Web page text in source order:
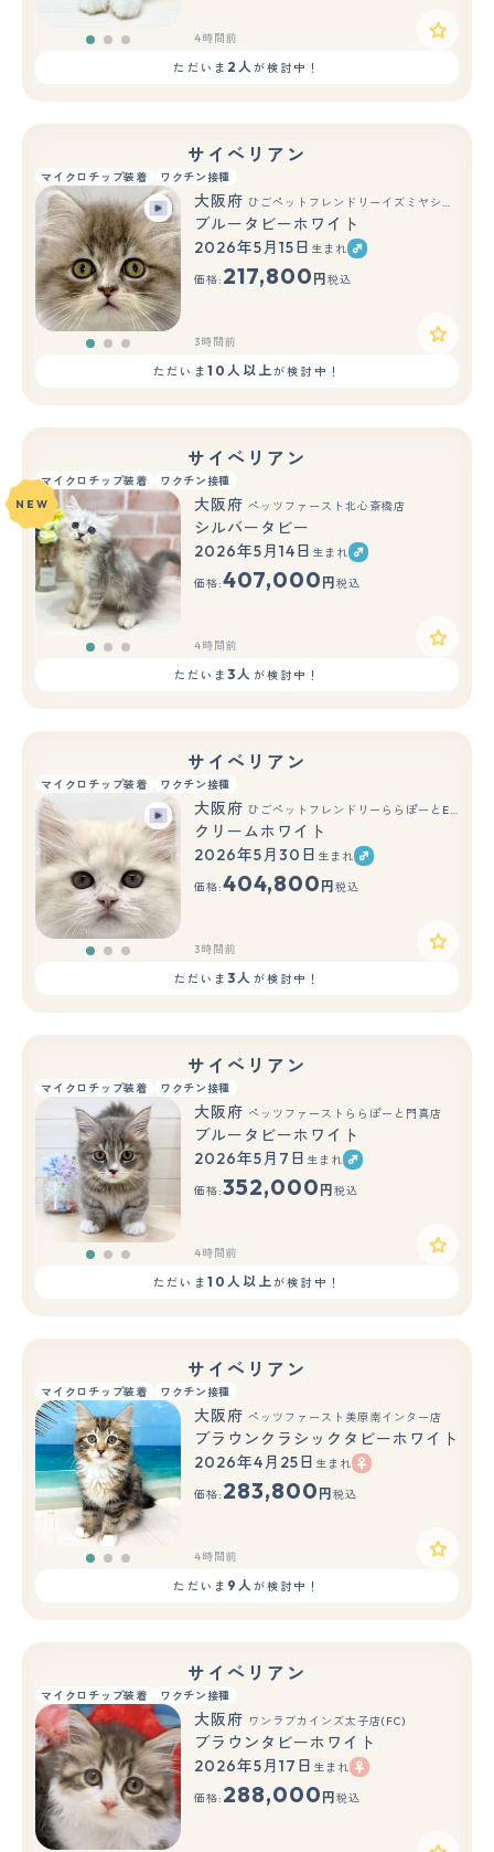
4時間前
ただいま 2人が検討中！
サイベリアン
マイクロチップ装着 ワクチン接種
もっと見る
大阪府 ひごペットフレンドリーイズミヤショッピングセンター千里丘店
ブルータビーホワイト
2026年5月15日 生まれ
価格: 217,800 円 税込
3時間前
ただいま 10人以上が検討中！
サイベリアン
マイクロチップ装着 ワクチン接種
もっと見る
NEW 大阪府 ペッツファースト北心斎橋店
シルバータビー
2026年5月14日 生まれ
価格:407,000 円 税込
4時間前
ただいま3人 が検討中！
サイベリアン
マイクロチップ装着 ワクチン接種
もっと見る
大阪府 ひごペットフレンドリーららぽーとEXPOCITY店
クリームホワイト
2026年5月30日 生まれ
価格:404,800 円 税込
3時間前
ただいま3人 が検討中！
サイベリアン
マイクロチップ装着 ワクチン接種
もっと見る
大阪府 ペッツファーストららぽーと門真店
ブルータビーホワイト
2026年5月7日 生まれ
価格:352,000 円 税込
4時間前
ただいま 10人以上が検討中！
サイベリアン
マイクロチップ装着 ワクチン接種
もっと見る
大阪府 ペッツファースト美原南インター店
ブラウンクラシックタビーホワイト
2026年4月25日 生まれ
価格: 283,800 円 税込
4時間前
ただいま 9人が検討中！
サイベリアン
マイクロチップ装着 ワクチン接種
もっと見る
大阪府 ワンラブカインズ太子店(FC)
ブラウンタビーホワイト
2026年5月17日 生まれ
価格: 288,000 円 税込